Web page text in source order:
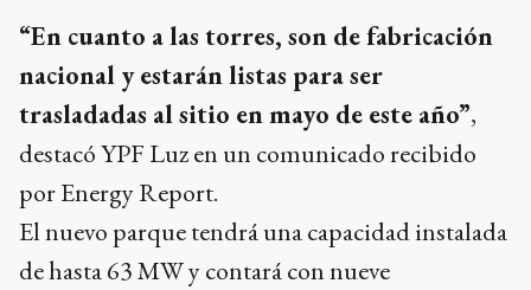
“En cuanto a las torres, son de fabricación
nacional y estarán listas para ser
trasladadas al sitio en mayo de este año”,
destacó YPF Luz en un comunicado recibido
por Energy Report.
El nuevo parque tendrá una capacidad instalada
de hasta 63 MW y contará con nueve